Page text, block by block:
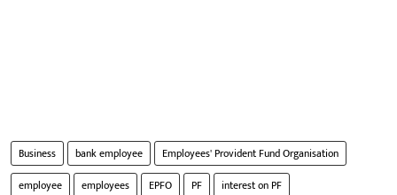
Business bank employee
Employees' Provident Fund Organisation
employee
employees EPFO PF interest on PF